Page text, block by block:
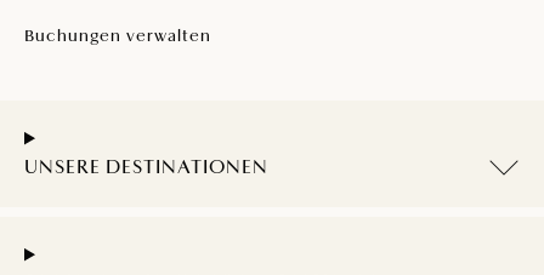
Buchungen verwalten
UNSERE DESTINATIONEN